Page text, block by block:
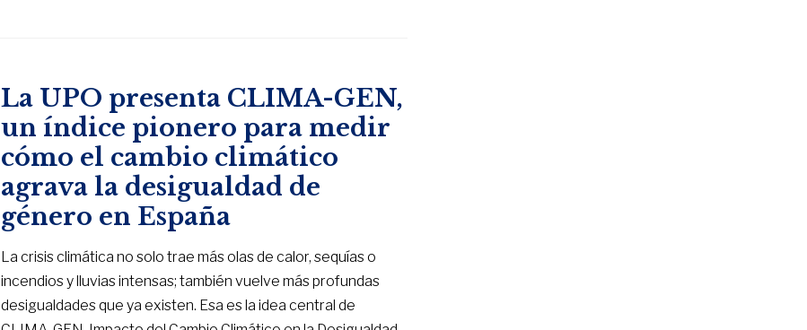
La UPO presenta CLIMA-GEN,
un índice pionero para medir
cómo el cambio climático
agrava la desigualdad de
género en España
La crisis climática no solo trae más olas de calor, sequías o
incendios y lluvias intensas; también vuelve más profundas
desigualdades que ya existen. Esa es la idea central de